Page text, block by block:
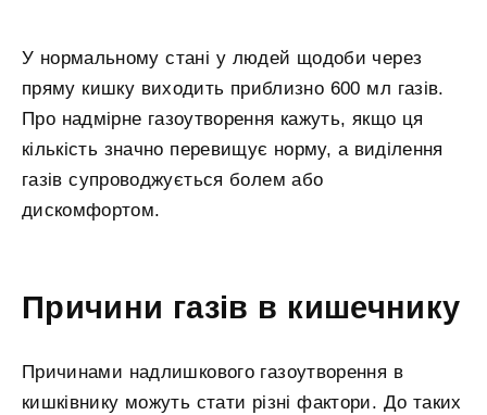
У нормальному стані у людей щодоби через
пряму кишку виходить приблизно 600 мл газів.
Про надмірне газоутворення кажуть, якщо ця
кількість значно перевищує норму, а виділення
газів супроводжується болем або
дискомфортом.
Причини газів в кишечнику
Причинами надлишкового газоутворення в
кишківнику можуть стати різні фактори. До таких